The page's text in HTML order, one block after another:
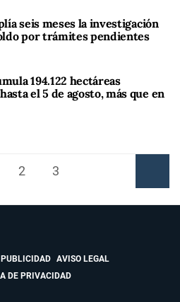
seis meses la investigación
por trámites pendientes
194.122 hectáreas
el 5 de agosto, más que en
2 3
PUBLICIDAD
AVISO LEGAL
DE PRIVACIDAD